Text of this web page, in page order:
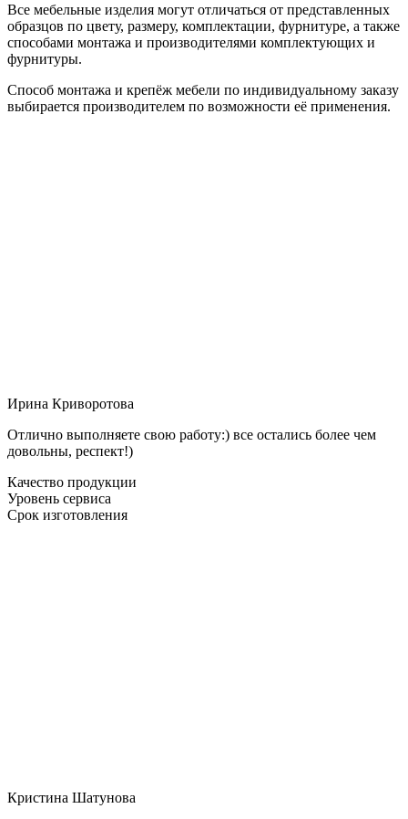
Все мебельные изделия могут отличаться от представленных
образцов по цвету, размеру, комплектации, фурнитуре, а также
способами монтажа и производителями комплектующих и
фурнитуры.
Способ монтажа и крепёж мебели по индивидуальному заказу
выбирается производителем по возможности её применения.
Ирина Криворотова
Отлично выполняете свою работу:) все остались более чем
довольны, респект!)
Качество продукции
Уровень сервиса
Срок изготовления
Кристина Шатунова